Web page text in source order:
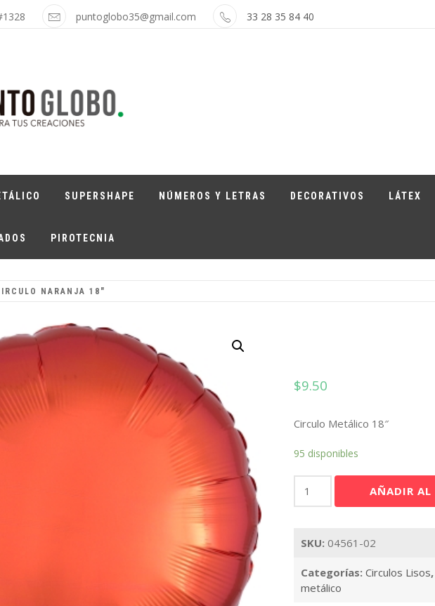
puntoglobo35@gmail.com 33 28 35 84 40
SUPERSHAPE NÚMEROS Y LETRAS DECORATIVOS LÁTEX
PIROTECNIA
NARANJA 18″
$9.50
Circulo Metálico 18″
95 disponibles
Naranja
AÑADIR AL
SKU: 04561-02
Categorías: Circulos Lisos,
metálico